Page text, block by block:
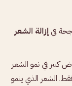
في إزالة الشعر
كبير في نمو الشعر
الشعر الذي ينمو